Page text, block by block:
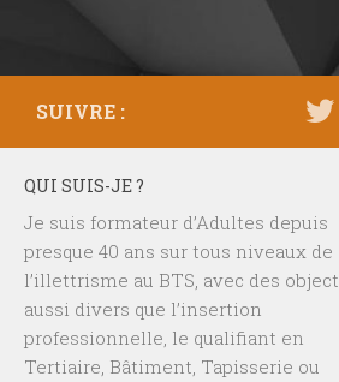
SUIVRE :
QUI SUIS-JE ?
Je suis formateur d’Adultes depuis
presque 40 ans sur tous niveaux de
l’illettrisme au BTS, avec des
aussi divers que l’insertion
professionnelle, le qualifiant en
Tertiaire, Bâtiment, Tapisserie ou